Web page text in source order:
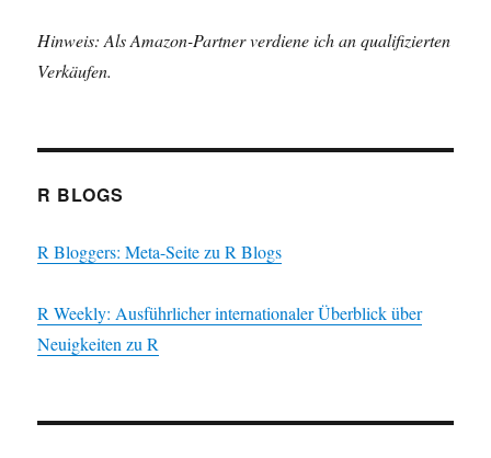
Hinweis: Als Amazon-Partner verdiene ich an qualifizierten
Verkäufen.
R BLOGS
R Bloggers: Meta-Seite zu R Blogs
R Weekly: Ausführlicher internationaler Überblick über
Neuigkeiten zu R